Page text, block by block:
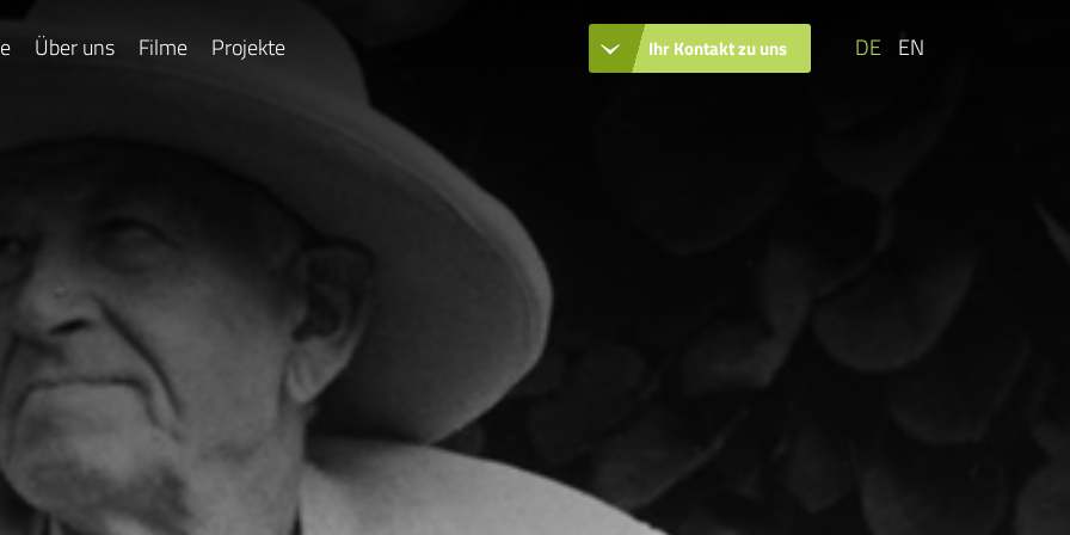
Ihr Kontakt zu uns
Über uns Filme Projekte EN
DE